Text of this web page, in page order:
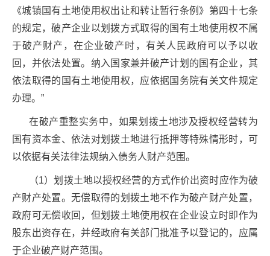
《城镇国有土地使用权出让和转让暂行条例》第四十七条
的规定，破产企业以划拨方式取得的国有土地使用权不属
于破产财产，在企业破产时，有关人民政府可以予以收
回，并依法处置。纳入国家兼并破产计划的国有企业，其
依法取得的国有土地使用权，应依据国务院有关文件规定
办理。”
在破产重整实务中，如果划拨土地涉及授权经营转为
国有资本金、依法对划拨土地进行抵押等特殊情形时，可
以依据有关法律法规纳入债务人财产范围。
（1）划拨土地以授权经营的方式作价出资时应作为破
产财产处置。无偿取得的划拨土地不作为破产财产处置，
政府可无偿收回，但划拨土地使用权在企业设立时即作为
股东出资存在，并经政府有关部门批准予以登记的，应属
于企业破产财产范围。